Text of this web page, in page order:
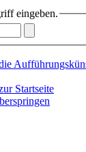
eingeben.